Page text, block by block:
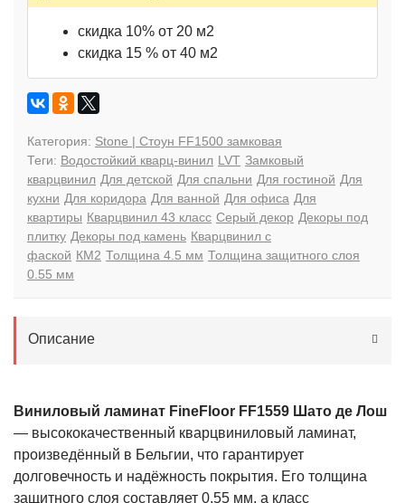
скидка 10% от 20 м2
скидка 15 % от 40 м2
Категория: Stone | Стоун FF1500 замковая
Теги: Водостойкий кварц-винил LVT Замковый
кварцвинил Для детской Для спальни Для гостиной Для
кухни Для коридора Для ванной Для офиса Для
квартиры Кварцвинил 43 класс Серый декор Декоры под
плитку Декоры под камень Кварцвинил с
фаской КМ2 Толщина 4.5 мм Толщина защитного слоя
0.55 мм
Описание
Виниловый ламинат FineFloor FF1559 Шато де Лош
— высококачественный кварцвиниловый ламинат,
произведённый в Бельгии, что гарантирует
долговечность и надёжность покрытия. Его толщина
защитного слоя составляет 0,55 мм, а класс